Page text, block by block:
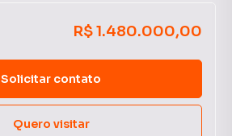
R$ 1.480.000,00
Solicitar contato
Quero visitar